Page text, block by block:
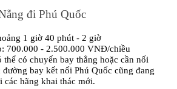
đi Phú Quốc
1 giờ 40 phút - 2 giờ
700.000 - 2.500.000 VNĐ/chiều
có chuyến bay thẳng hoặc cần nối
bay kết nối Phú Quốc cũng đang
các hãng khai thác mới.